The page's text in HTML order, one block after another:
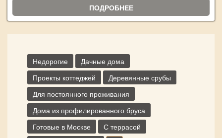
ПОДРОБНЕЕ
Недорогие
Дачные дома
Проекты коттеджей
Деревянные срубы
Для постоянного проживания
Дома из профилированного бруса
Готовые в Москве
С террасой